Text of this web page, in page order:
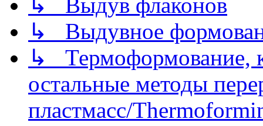
↳ Выдув флаконов
↳ Выдувное
↳ Термоформование,
остальные методы
пластмасс/